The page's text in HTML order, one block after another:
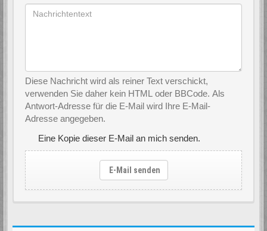
Diese Nachricht wird als reiner Text verschickt,
verwenden Sie daher kein HTML oder BBCode. Als
Antwort-Adresse für die E-Mail wird Ihre E-Mail-
Adresse angegeben.
Eine Kopie dieser E-Mail an mich senden.
E-Mail senden